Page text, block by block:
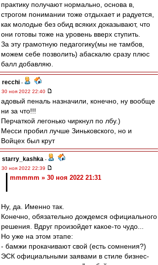
практику получают нормально, основа в,
строгом понимании тоже отдыхает и радуется,
как молодые без обид всяких доказывают, что
они готовы тоже на уровень вверх ступить.
За эту грамотную педагогику(мы не тамбов,
можем себе позволить) абаскалю сразу плюс
балл добавляю.
recchi -
30 ноя 2022 22:40
адовый пеналь назначили, конечно, ну вообще
ни за что!!!
Перчаткой легонько чиркнул по лбу.)
Месси пробил лучше Зиньковского, но и
Войцех был крут
starry_kashka -
30 ноя 2022 22:39
mmmmm » 30 ноя 2022 21:31
Ну, да. Именно так.
Конечно, обязательно дождемся официального
решения. Вдруг произойдет какое-то чудо...
Но уже на этом этапе:
- бамжи прокачивают свой (есть сомнения?)
ЭСК официальными заявами в стиле бизнес-